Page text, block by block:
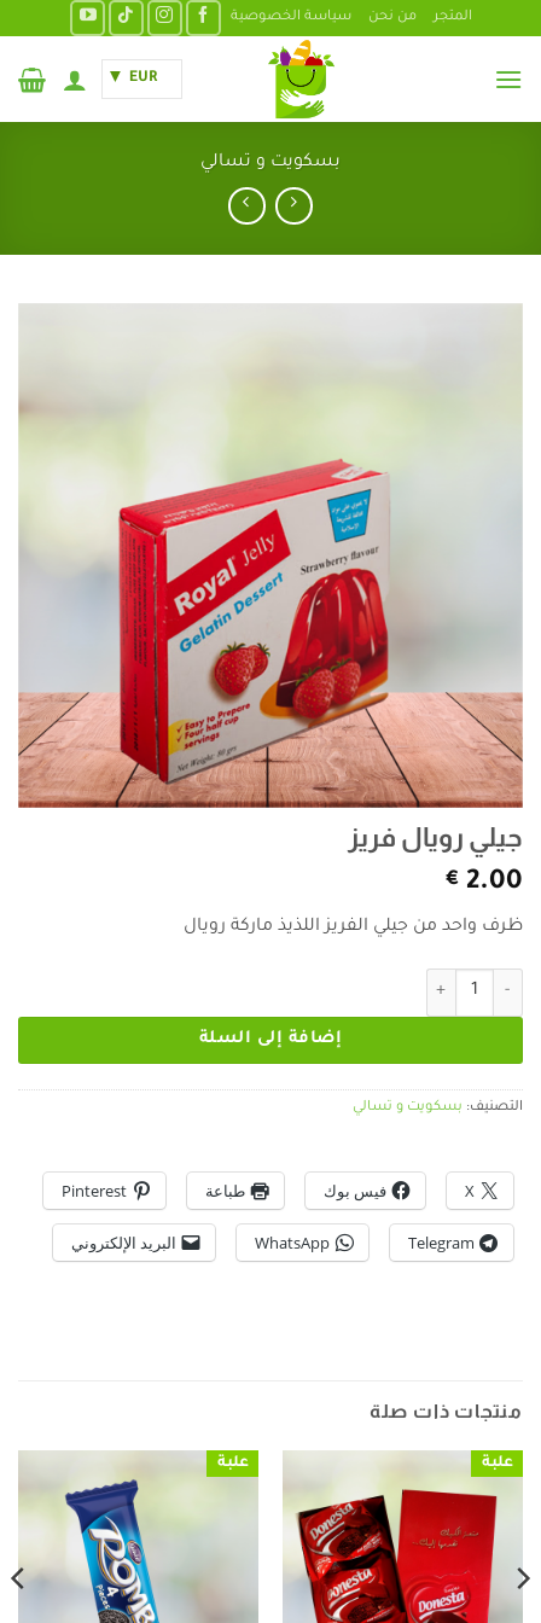
المتجر من نحن سياسة الخصوصية
EUR
بسكويت و تسالي
جيلي رويال فريز
2.00
€
ظرف واحد من جيلي الفريز اللذيذ ماركة رويال
كمية جيلي رويال فريز
إضافة إلى السلة
التصنيف: بسكويت و تسالي
X فيس بوك طباعة Pinterest
Telegram
WhatsApp البريد الإلكتروني
منتجات ذات صلة
علبة علبة